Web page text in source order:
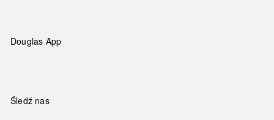
Douglas App
Śledź nas